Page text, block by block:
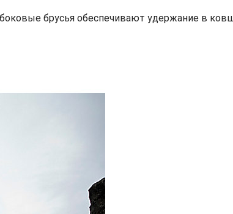
брусья обеспечивают удержание в